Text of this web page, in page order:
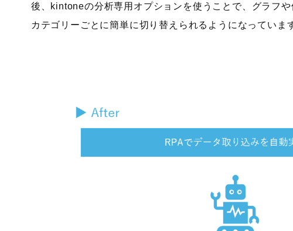
後、kintoneの分析専用オプションを使うことで、グラフ
カテゴリーごとに簡単に切り替えられるようになっていま